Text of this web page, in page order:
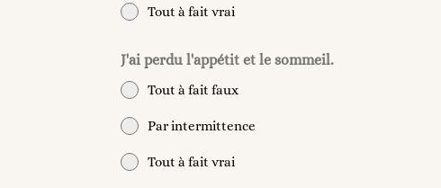
Tout à fait vrai
J'ai perdu l'appétit et le sommeil.
Tout à fait faux
Par intermittence
Tout à fait vrai